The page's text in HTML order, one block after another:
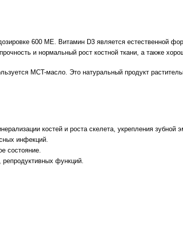
600 МЕ. Витамин D3 является естественной
и нормальный рост костной ткани, а также
MCT-масло. Это натуральный продукт
костей и роста скелета, укрепления зубной
инфекций.
состояние.
функций.